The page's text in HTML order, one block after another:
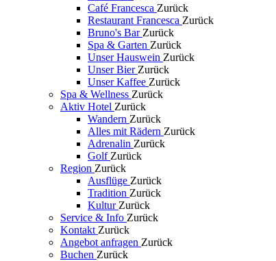
Café Francesca Zurück
Restaurant Francesca Zurück
Bruno's Bar Zurück
Spa & Garten Zurück
Unser Hauswein Zurück
Unser Bier Zurück
Unser Kaffee Zurück
Spa & Wellness Zurück
Aktiv Hotel Zurück
Wandern Zurück
Alles mit Rädern Zurück
Adrenalin Zurück
Golf Zurück
Region Zurück
Ausflüge Zurück
Tradition Zurück
Kultur Zurück
Service & Info Zurück
Kontakt Zurück
Angebot anfragen Zurück
Buchen Zurück